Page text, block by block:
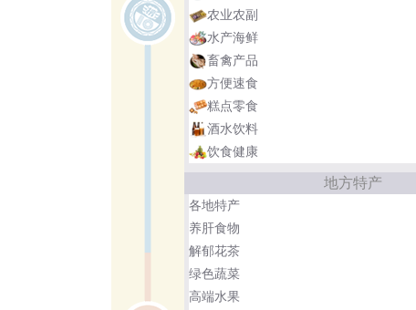
农业农副
水产海鲜
畜禽产品
方便速食
糕点零食
酒水饮料
饮食健康
地方特产
各地特产
养肝食物
解郁花茶
绿色蔬菜
高端水果